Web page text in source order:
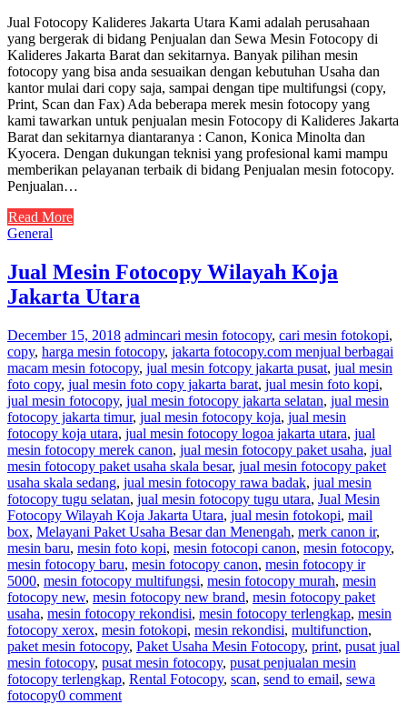
Jual Fotocopy Kalideres Jakarta Utara Kami adalah perusahaan
yang bergerak di bidang Penjualan dan Sewa Mesin Fotocopy di
Kalideres Jakarta Barat dan sekitarnya. Banyak pilihan mesin
fotocopy yang bisa anda sesuaikan dengan kebutuhan Usaha dan
kantor mulai dari copy saja, sampai dengan tipe multifungsi (copy,
Print, Scan dan Fax) Ada beberapa merek mesin fotocopy yang
kami tawarkan untuk penjualan mesin Fotocopy di Kalideres Jakarta
Barat dan sekitarnya diantaranya : Canon, Konica Minolta dan
Kyocera. Dengan dukungan teknisi yang profesional kami mampu
memberikan pelayanan terbaik di bidang Penjualan mesin fotocopy.
Penjualan…
Read More
General
Jual Mesin Fotocopy Wilayah Koja
Jakarta Utara
December 15, 2018 admincari mesin fotocopy, cari mesin fotokopi,
copy, harga mesin fotocopy, jakarta fotocopy.com menjual berbagai
macam mesin fotocopy, jual mesin fotcopy jakarta pusat, jual mesin
foto copy, jual mesin foto copy jakarta barat, jual mesin foto kopi,
jual mesin fotocopy, jual mesin fotocopy jakarta selatan, jual mesin
fotocopy jakarta timur, jual mesin fotocopy koja, jual mesin
fotocopy koja utara, jual mesin fotocopy logoa jakarta utara, jual
mesin fotocopy merek canon, jual mesin fotocopy paket usaha, jual
mesin fotocopy paket usaha skala besar, jual mesin fotocopy paket
usaha skala sedang, jual mesin fotocopy rawa badak, jual mesin
fotocopy tugu selatan, jual mesin fotocopy tugu utara, Jual Mesin
Fotocopy Wilayah Koja Jakarta Utara, jual mesin fotokopi, mail
box, Melayani Paket Usaha Besar dan Menengah, merk canon ir,
mesin baru, mesin foto kopi, mesin fotocopi canon, mesin fotocopy,
mesin fotocopy baru, mesin fotocopy canon, mesin fotocopy ir
5000, mesin fotocopy multifungsi, mesin fotocopy murah, mesin
fotocopy new, mesin fotocopy new brand, mesin fotocopy paket
usaha, mesin fotocopy rekondisi, mesin fotocopy terlengkap, mesin
fotocopy xerox, mesin fotokopi, mesin rekondisi, multifunction,
paket mesin fotocopy, Paket Usaha Mesin Fotocopy, print, pusat jual
mesin fotocopy, pusat mesin fotocopy, pusat penjualan mesin
fotocopy terlengkap, Rental Fotocopy, scan, send to email, sewa
fotocopy0 comment